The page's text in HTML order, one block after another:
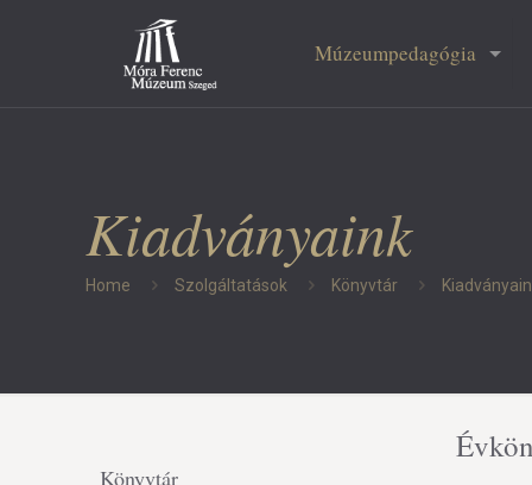
Múzeumpedagógia
Kiadványaink
Home Szolgáltatások Könyvtár
Könyvtár